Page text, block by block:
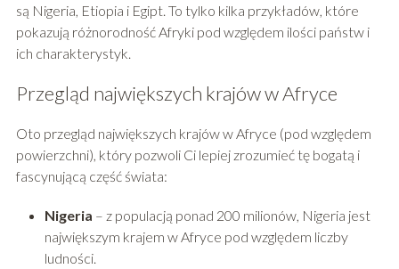
są Nigeria, Etiopia i Egipt. To tylko kilka przykładów, które
pokazują różnorodność Afryki pod względem ilości państw i
ich charakterystyk.
Przegląd największych krajów w Afryce
Oto przegląd największych krajów w Afryce (pod względem
powierzchni), który pozwoli Ci lepiej zrozumieć tę bogatą i
fascynującą część świata:
Nigeria – z populacją ponad 200 milionów, Nigeria jest
największym krajem w Afryce pod względem liczby
ludności.